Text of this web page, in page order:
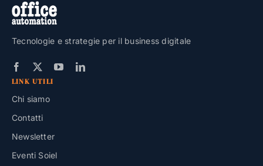
Tecnologie e strategie per il business digitale
LINK UTILI
Chi siamo
Contatti
Newsletter
Eventi Soiel